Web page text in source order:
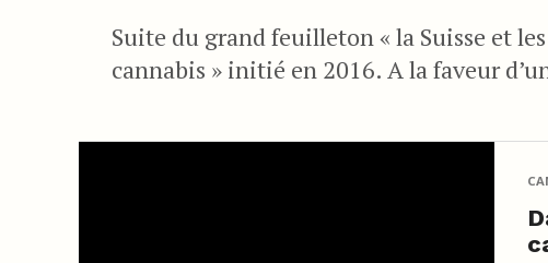
Suite du grand feuilleton « la Suisse et
cannabis » initié en 2016. A la faveur